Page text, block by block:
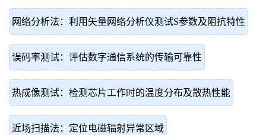
网络分析法：利用矢量网络分析仪测试S参数及阻抗特性
误码率测试：评估数字通信系统的传输可靠性
热成像测试：检测芯片工作时的温度分布及散热性能
近场扫描法：定位电磁辐射异常区域